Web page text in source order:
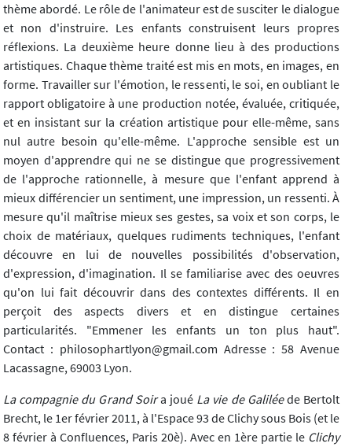
thème abordé. Le rôle de l'animateur est de susciter le dialogue
et non d'instruire. Les enfants construisent leurs propres
réflexions. La deuxième heure donne lieu à des productions
artistiques. Chaque thème traité est mis en mots, en images, en
forme. Travailler sur l'émotion, le ressenti, le soi, en oubliant le
rapport obligatoire à une production notée, évaluée, critiquée,
et en insistant sur la création artistique pour elle-même, sans
nul autre besoin qu'elle-même. L'approche sensible est un
moyen d'apprendre qui ne se distingue que progressivement
de l'approche rationnelle, à mesure que l'enfant apprend à
mieux différencier un sentiment, une impression, un ressenti. À
mesure qu'il maîtrise mieux ses gestes, sa voix et son corps, le
choix de matériaux, quelques rudiments techniques, l'enfant
découvre en lui de nouvelles possibilités d'observation,
d'expression, d'imagination. Il se familiarise avec des oeuvres
qu'on lui fait découvrir dans des contextes différents. Il en
perçoit des aspects divers et en distingue certaines
particularités. "Emmener les enfants un ton plus haut".
Contact : philosophartlyon@gmail.com Adresse : 58 Avenue
Lacassagne, 69003 Lyon.
La compagnie du Grand Soira joué La vie de Galiléede Bertolt
Brecht, le 1er février 2011, à l'Espace 93 de Clichy sous Bois (et le
8 février à Confluences, Paris 20è). Avec en 1ère partie le Clichy